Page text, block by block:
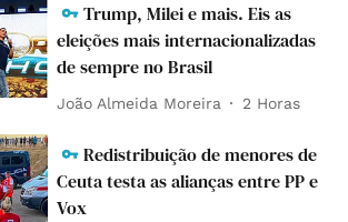
Trump, Milei e mais. Eis as
eleições mais internacionalizadas
de sempre no Brasil
João Almeida Moreira 2 Horas
Redistribuição de menores de
Ceuta testa as alianças entre PP e
Vox